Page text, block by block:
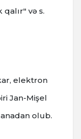
və s.
elektron
Jan-Mişel
olub.